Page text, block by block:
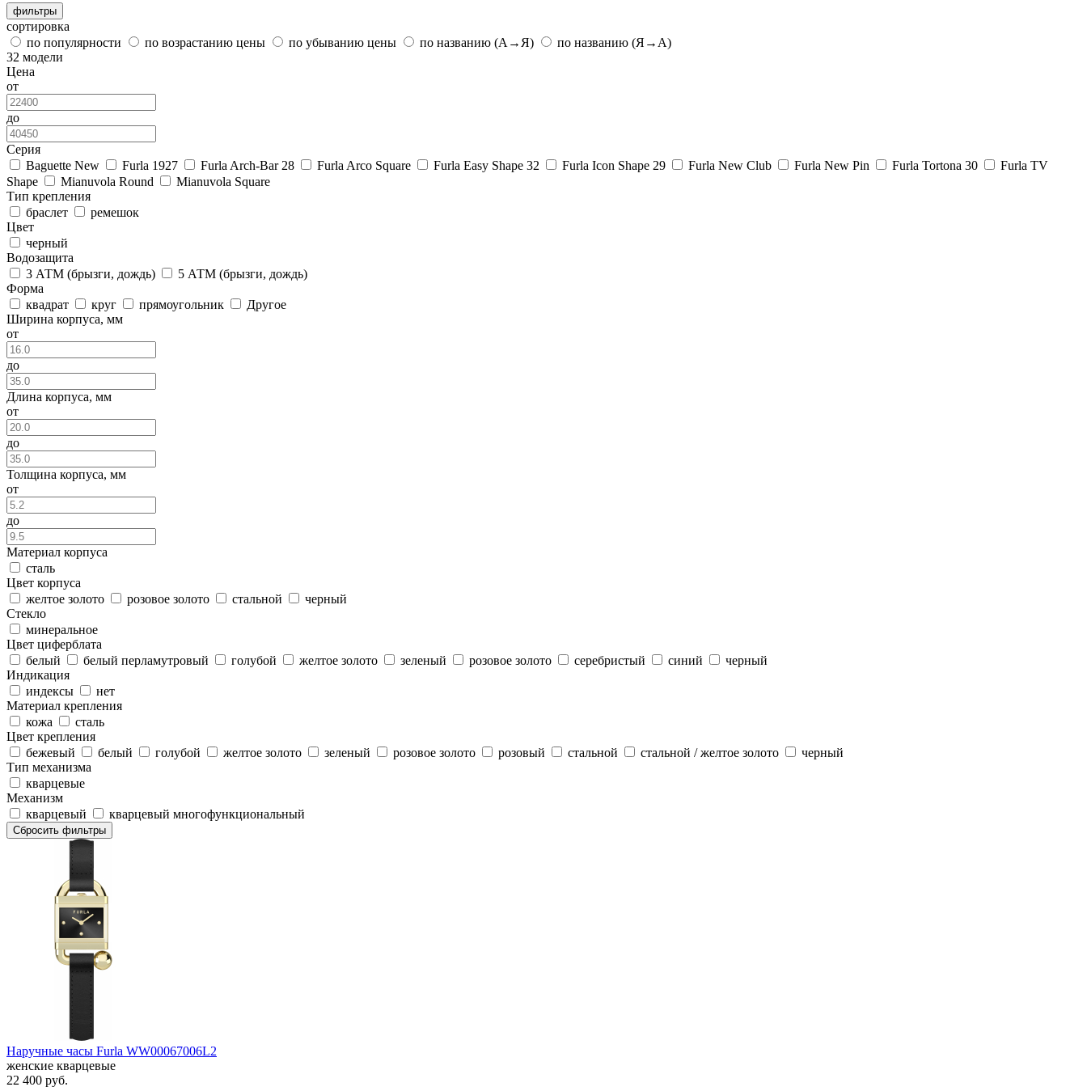
фильтры
сортировка
по популярности
по возрастанию цены по убыванию цены по названию (А→Я)
по названию (Я→А)
32 модели
Цена
от
до
Серия
Baguette New
Furla 1927 Furla Arch-Bar 28 Furla Arco Square Furla Easy Shape 32 Furla Icon Shape 29 Furla New Club Furla New Pin Furla Tortona 30
Furla TV
Shape
Mianuvola Round
Mianuvola Square
Тип крепления
браслет
ремешок
Цвет
черный
Водозащита
3 АТМ (брызги, дождь)
5 АТМ (брызги, дождь)
Форма
квадрат
круг прямоугольник
Другое
Ширина корпуса, мм
от
до
Длина корпуса, мм
от
до
Толщина корпуса, мм
от
до
Материал корпуса
сталь
Цвет корпуса
желтое золото
розовое золото стальной
черный
Стекло
минеральное
Цвет циферблата
белый
белый перламутровый голубой желтое золото зеленый розовое золото серебристый синий
черный
Индикация
индексы
нет
Материал крепления
кожа
сталь
Цвет крепления
бежевый
белый голубой желтое золото зеленый розовое золото розовый стальной стальной / желтое золото
черный
Тип механизма
кварцевые
Механизм
кварцевый
кварцевый многофункциональный
Сбросить фильтры
Наручные часы Furla WW00067006L2
женские кварцевые
22 400 руб.